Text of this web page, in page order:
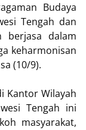
Budaya
Tengah dan
dalam
keharmonisan
(10/9).
Kantor Wilayah
Tengah ini
masyarakat,